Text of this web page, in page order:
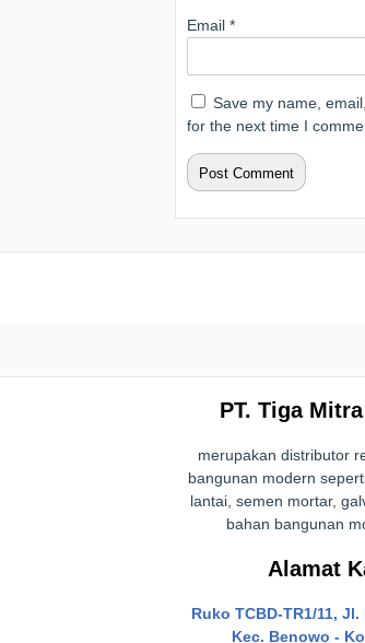
Email *
Save my name,
for the next time I
PT. Tiga
merupakan distributor
bangunan modern
lantai, semen mortar,
bahan bangunan
Alamat
Ruko TCBD-TR1/11,
Kec. Benowo -